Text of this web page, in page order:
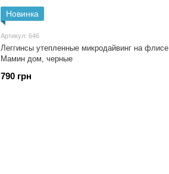
Новинка
Артикул: 646
Леггинсы утепленные микродайвинг на флисе
Мамин дом, черные
790 грн